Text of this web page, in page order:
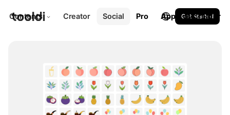
Contents Creator Social Pro Apply as Creator
Get Started